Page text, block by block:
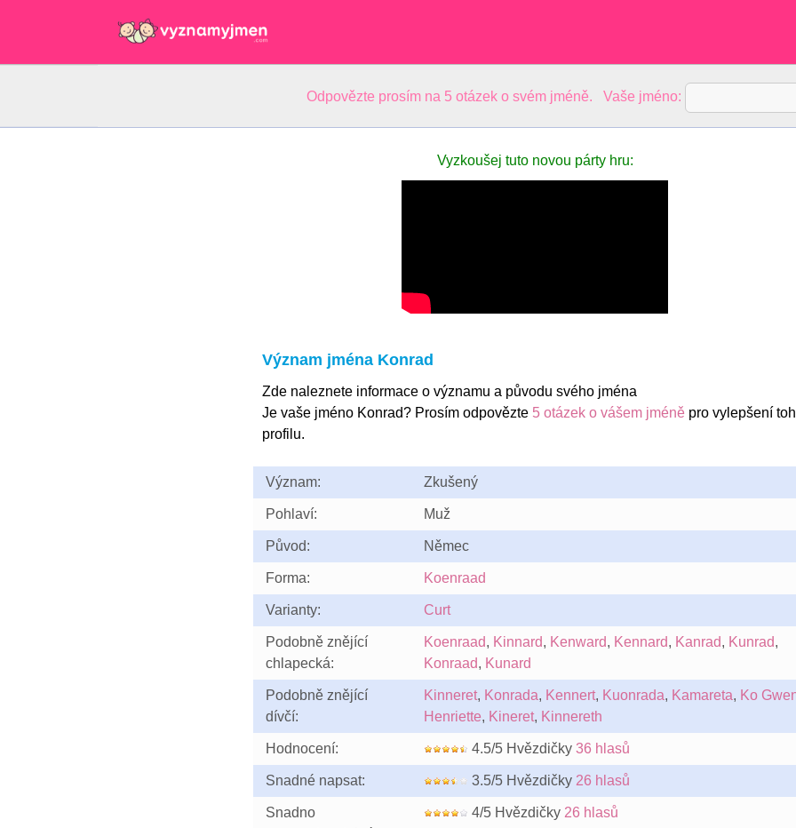
Odpovězte prosím na 5 otázek o svém jméně. Vaše jméno:
Vyzkoušej tuto novou párty hru:
Význam jména Konrad
Zde naleznete informace o významu a původu svého jména
Je vaše jméno Konrad? Prosím odpovězte 5 otázek o vášem jméněpro vylepšení
profilu.
Význam: Zkušený
Pohlaví: Muž
Původ: Němec
Forma: Koenraad
Varianty: Curt
Podobně znějící
chlapecká:
Koenraad, Kinnard, Kenward, Kennard, Kanrad, Kunrad,
Konraad, Kunard
Podobně znějící
dívčí:
Kinneret, Konrada, Kennert, Kuonrada, Kamareta, Ko
Henriette, Kineret, Kinnereth
Hodnocení: 4.5/5 Hvězdičky 36 hlasů
Snadné napsat: 3.5/5 Hvězdičky 26 hlasů
Snadno
4/5 Hvězdičky 26 hlasů